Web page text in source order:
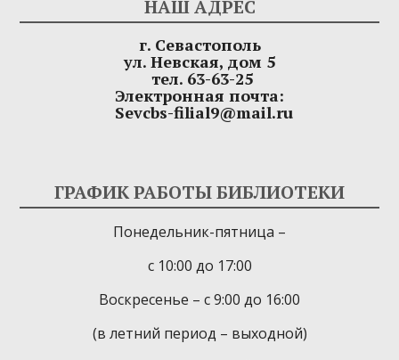
НАШ АДРЕС
г. Севастополь
ул. Невская, дом 5
тел. 63-63-25
Электронная почта:
Sevcbs-filial9@mail.ru
ГРАФИК РАБОТЫ БИБЛИОТЕКИ
Понедельник-пятница –
с 10:00 до 17:00
Воскресенье – с 9:00 до 16:00
(в летний период – выходной)